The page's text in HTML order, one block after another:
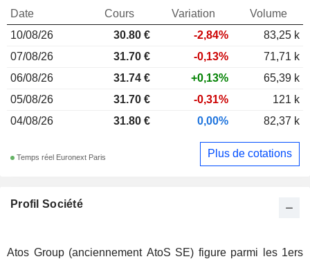
Profil Société
Atos Group (anciennement AtoS SE) figure parmi les 1ers
Date Cours Variation
Volume
10/08/26
30.80 € -2,84%
83,25 k
07/08/26
31.70 € -0,13%
71,71 k
06/08/26
31.74 € +0,13%
65,39 k
05/08/26
31.70 € -0,31%
121 k
04/08/26
31.80 € 0,00% 82,37 k
Temps réel Euronext Paris Plus de cotations